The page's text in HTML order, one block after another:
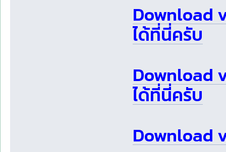
Download
ได้ที่นี่ครับ
Download
ได้ที่นี่ครับ
Download